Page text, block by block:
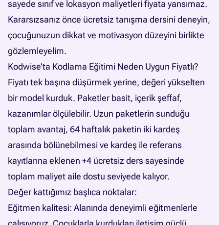
sayede sınıf ve lokasyon maliyetleri fiyata yansımaz.
Kararsızsanız önce ücretsiz tanışma dersini deneyin,
çocuğunuzun dikkat ve motivasyon düzeyini birlikte
gözlemleyelim.
Kodwise’ta Kodlama Eğitimi Neden Uygun Fiyatlı?
Fiyatı tek başına düşürmek yerine, değeri yükselten
bir model kurduk. Paketler basit, içerik şeffaf,
kazanımlar ölçülebilir. Uzun paketlerin sunduğu
toplam avantaj, 64 haftalık paketin iki kardeş
arasında bölünebilmesi ve kardeş ile referans
kayıtlarına eklenen +4 ücretsiz ders sayesinde
toplam maliyet aile dostu seviyede kalıyor.
Değer kattığımız başlıca noktalar:
Eğitmen kalitesi: Alanında deneyimli eğitmenlerle